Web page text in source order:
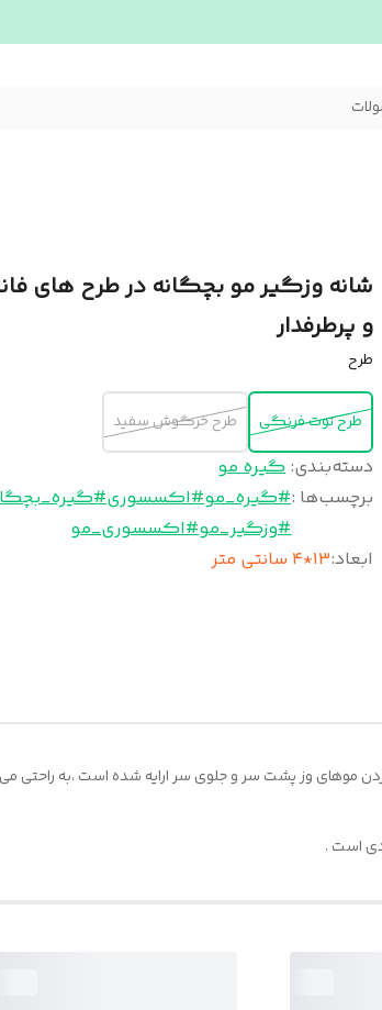
شانه وزگیر مو بچگانه در طرح های
و پرطرفدار
طرح
طرح توت فرنگی طرح خرگوش سفید
دسته‌بندی:گیره مو
برچسب‌ها :#گیره_مو#اکسسوری
#وزگیر_مو#اکسسوری_مو
ابعاد:۱۳*۴ سانتی متر
وز پشت سر و جلوی سر ارایه شده است ،به راحتی می
است .